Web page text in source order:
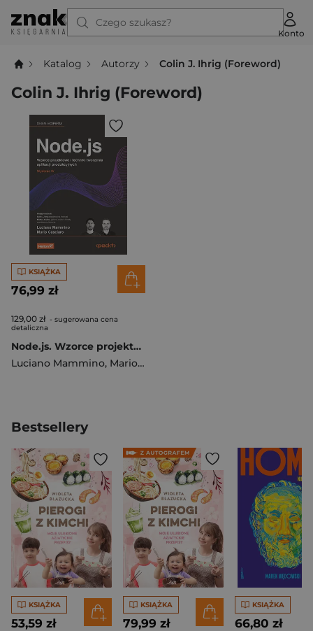
Czego szukasz?
Konto
Katalog Autorzy Colin J. Ihrig (Foreword)
Colin J. Ihrig (Foreword)
KSIĄŻKA
76,99 zł
129,00 zł - sugerowana cena
detaliczna
Node.js. Wzorce projektowe i techniki tworzenia aplikacji produkcyjnych wyd. 4
Luciano Mammino, Mario Casciaro
Bestsellery
KSIĄŻKA
53,59 zł
KSIĄŻKA
79,99 zł
KSIĄŻKA
66,80 zł